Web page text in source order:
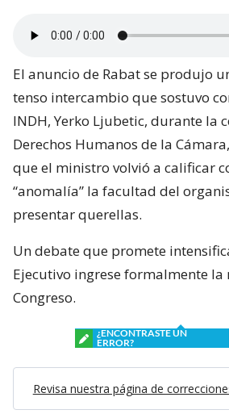
El anuncio de Rabat se produjo
tenso intercambio que sostuvo
INDH, Yerko Ljubetic, durante la
Derechos Humanos de la
que el ministro volvió a calificar
“anomalía” la facultad del
presentar querellas.
Un debate que promete
Ejecutivo ingrese formalmente la
Congreso.
¿ENCONTRASTE UN
ERROR?
Revisa nuestra página de